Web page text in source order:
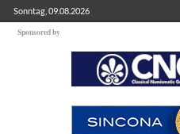
Sonntag, 09.08.2026
Sponsored by